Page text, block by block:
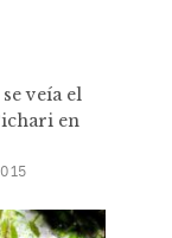
veía el
en